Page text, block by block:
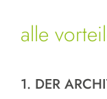
alle
1. DER